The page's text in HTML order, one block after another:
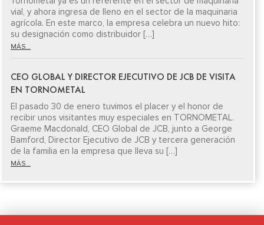
vial, y ahora ingresa de lleno en el sector de la maquinaria
agrícola. En este marco, la empresa celebra un nuevo hito:
su designación como distribuidor […]
MÁS...
CEO GLOBAL Y DIRECTOR EJECUTIVO DE JCB DE VISITA
EN TORNOMETAL
El pasado 30 de enero tuvimos el placer y el honor de
recibir unos visitantes muy especiales en TORNOMETAL.
Graeme Macdonald, CEO Global de JCB, junto a George
Bamford, Director Ejecutivo de JCB y tercera generación
de la familia en la empresa que lleva su […]
MÁS...